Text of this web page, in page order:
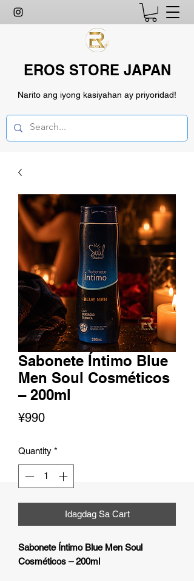
EROS STORE JAPAN
Narito ang iyong kasiyahan ay priyoridad!
Sabonete Íntimo Blue
Men Soul Cosméticos
– 200ml
¥990Presyo
Quantity *
Idagdag Sa Cart
Sabonete Íntimo Blue Men Soul
Cosméticos – 200ml